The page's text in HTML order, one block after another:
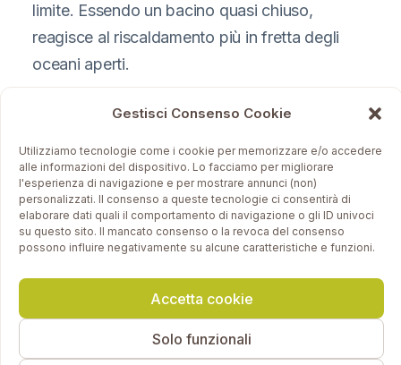
Gestisci Consenso Cookie
Utilizziamo tecnologie come i cookie per memorizzare e/o accedere
alle informazioni del dispositivo. Lo facciamo per migliorare
l'esperienza di navigazione e per mostrare annunci (non)
personalizzati. Il consenso a queste tecnologie ci consentirà di
elaborare dati quali il comportamento di navigazione o gli ID univoci
su questo sito. Il mancato consenso o la revoca del consenso
possono influire negativamente su alcune caratteristiche e funzioni.
Accetta cookie
Solo funzionali
limite. Essendo un bacino quasi chiuso,
reagisce al riscaldamento più in fretta degli
oceani aperti.
Nel 2024 la temperatura media superficiale del
Mediterraneo ha toccato i21,40°C, il valore
più alto mai registrato, conpicchi giornalieri
fino a 28,7°Cad agosto (Copernicus Marine,
Mercator Ocean). Un mare più caldo è un
mare più “energetico”: evapora di più e
restituisce quell’energia all’atmosfera sotto
forma di piogge più violente, alimentando
proprio gli eventi estremi che colpiscono la
terraferma.